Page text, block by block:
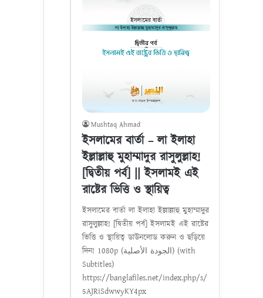
Mushtaq Ahmad
ইসলামের বার্তা – লা ইলাহা
ইল্লাল্লাহু মুহাম্মাদুর রাসুলুল্লাহ!
[দ্বিতীয় পর্ব] || ইসলামই এই
রাষ্টের ভিত্তি ও স্থায়িত্ব
ইসলামের বার্তা লা ইলাহা ইল্লাল্লাহু মুহাম্মাদুর
রাসুলুল্লাহ! [দ্বিতীয় পর্ব] ইসলামই এই রাষ্টের
ভিত্তি ও স্থায়িত্ব ডাউনলোড করুন ও ছড়িয়ে
দিন! 1080p (الجودة الأصلية) (with
Subtitles)
https://banglafiles.net/index.php/s/
5AJRiSdwwyKY4px